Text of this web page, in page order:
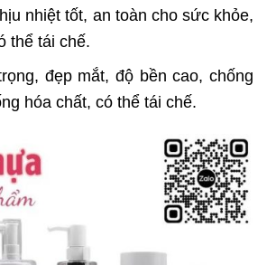
nhiệt tốt, an toàn cho sức khỏe,
thể tái chế.
đẹp mắt, độ bền cao, chống
hóa chất, có thể tái chế.